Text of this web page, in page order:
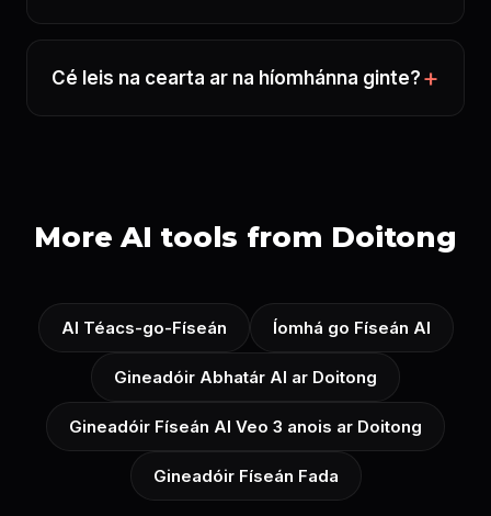
Cé leis na cearta ar na híomhánna ginte?
More AI tools from Doitong
AI Téacs-go-Físeán Íomhá go Físeán AI
Gineadóir Abhatár AI ar Doitong
Gineadóir Físeán AI Veo 3 anois ar Doitong
Gineadóir Físeán Fada